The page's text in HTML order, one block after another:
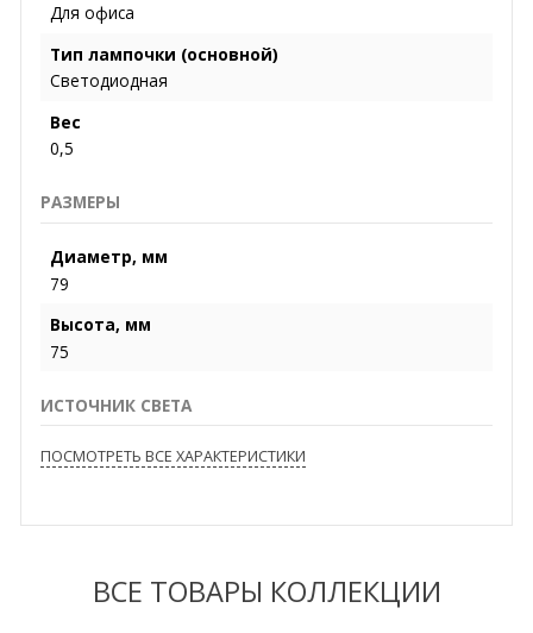
Для офиса
Тип лампочки (основной)
Светодиодная
Вес
0,5
РАЗМЕРЫ
Диаметр, мм
79
Высота, мм
75
ИСТОЧНИК СВЕТА
ПОСМОТРЕТЬ ВСЕ ХАРАКТЕРИСТИКИ
ВСЕ ТОВАРЫ КОЛЛЕКЦИИ